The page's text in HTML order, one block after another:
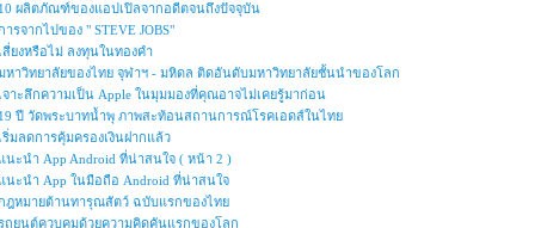
ผลิตภัณฑ์ของแอปเปิลจากอดีตจนถึงปัจจุบัน
ารจากไปของ " STEVE JOBS"
สี่ยงหรือไม่ ลงทุนในทองคำ
หาวิทยาลัยของไทย จุฬาฯ - มหิดล ติดอันดับมหาวิทยาลัยชั้นนำของโลก
จาะลึกความเป็น Apple ในมุมมองที่คุณอาจไม่เคยรู้มาก่อน
ปี วัดพระบาทน้ำพุ ภาพสะท้อนสถานการณ์โรคเอดส์ในไทย
ริ่มลดการคุ้มครองเงินฝากแล้ว
นะนำ App Android ที่น่าสนใจ ( หน้า 2 )
นะนำ App ในมือถือ Android ที่น่าสนใจ
ฎหมายต้านทารุณสัตว์ ฉบับแรกของไทย
ถยนต์ควบคุมด้วยความคิดคันแรกของโลก